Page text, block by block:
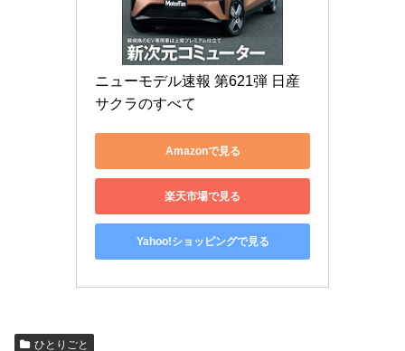
ニューモデル速報 第621弾 日産
サクラのすべて
Amazonで見る
楽天市場で見る
Yahoo!ショッピングで見る
ひとりごと